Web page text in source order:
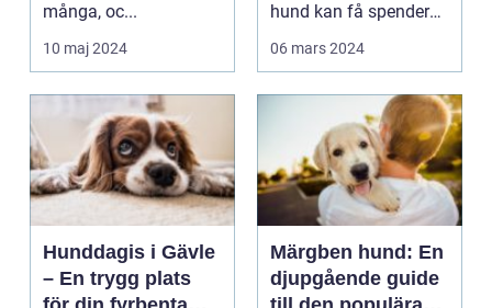
många, oc...
10 maj 2024
hund kan få spendera
s...
06 mars 2024
Hunddagis i Gävle
– En trygg plats
Märgben hund: En
djupgående guide